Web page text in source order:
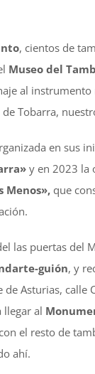
, cientos de
Museo del
al
de Tobarra,
en sus
y en 2023 la
Menos»,que
las puertas del
guión, y
de Asturias, calle
llegar al
el resto de
ahí.